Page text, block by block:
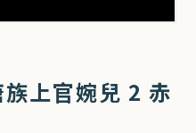
族上官婉兒 2 赤